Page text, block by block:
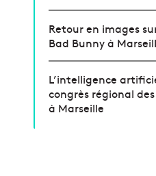
Retour en images
Bad Bunny à
L’intelligence
congrès régional
à Marseille